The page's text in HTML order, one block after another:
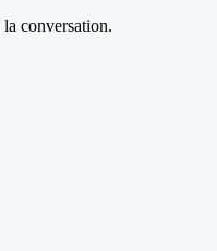
conversation.